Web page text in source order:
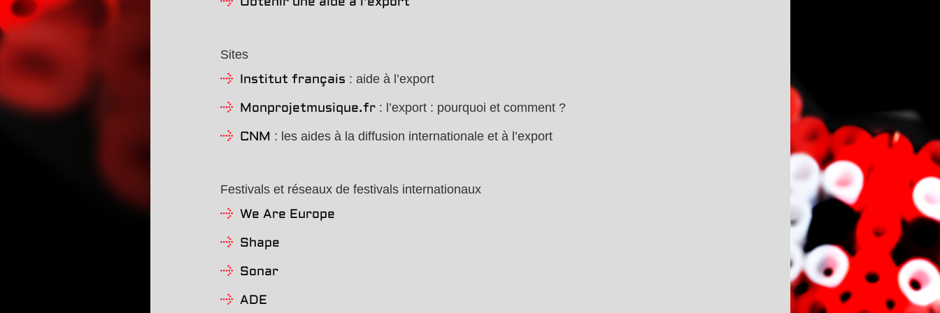
Obtenir une aide à l’export
Sites
Institut français : aide à l’export
Monprojetmusique.fr: l’export : pourquoi et comment ?
CNM : les aides à la diffusion internationale et à l’export
Festivals et réseaux de festivals internationaux
We Are Europe
Shape
Sonar
ADE